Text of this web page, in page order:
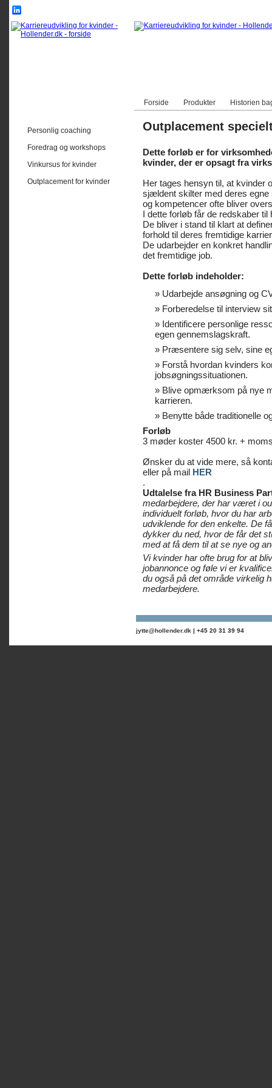
Forside Produkter Historien
Personlig coaching
Foredrag og workshops
Vinkursus for kvinder
Outplacement for kvinder
Outplacement
Dette forløb er for
kvinder, der er opsagt fra
Her tages hensyn til, at kvinder
sjældent skilter med deres
og kompetencer ofte bliver
I dette forløb får de redskaber til
De bliver i stand til klart at
forhold til deres fremtidige
De udarbejder en konkret
det fremtidige job.
Dette forløb indeholder:
Udarbejde ansøgning og
Forberedelse til interview
Identificere personlige
egen gennemslagskraft.
Præsentere sig selv, sine
Forstå hvordan kvinders
jobsøgningssituationen.
Blive opmærksom på nye
karrieren.
Benytte både traditionelle
Forløb
3 møder koster 4500 kr. +
Ønsker du at vide mere, så
eller på mail HER
.
Udtalelse fra HR Business
medarbejdere, der har været i
individuelt forløb, hvor du har
udviklende for den enkelte. De
dykker du ned, hvor de får det
med at få dem til at se nye og
Vi kvinder har ofte brug for at
jobannonce og føle vi er
du også på det område virkelig
medarbejdere.
jytte@hollender.dk | +45 20 31 39 94